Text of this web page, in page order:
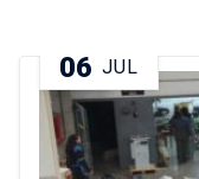
06 JUL